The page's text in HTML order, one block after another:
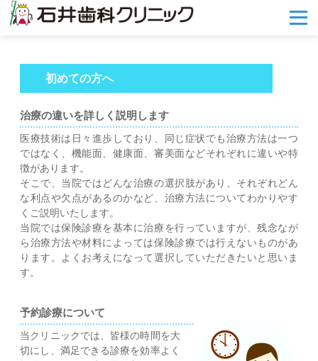
メ
ニ
初めての方へ
治療の違いを詳しく説明します
医療技術は日々進歩しており、同じ症状でも治療方法は一つ
ではなく、機能面、健康面、審美面などそれぞれに違いや特
徴があります。
そこで、当院ではどんな治療の選択肢があり、それぞれどん
な利点や欠点があるのかなど、治療方法についてわかりやす
くご説明いたします。
当院では保険診療を基本に治療を行っていますが、残念なが
ら治療方法や材料によっては保険診療では行えないものがあ
ります。よくお考えになって選択していただきたいと思いま
す。
予約診療について
当クリニックでは、皆様の時間を大
切にし、満足できる診療を効率よく